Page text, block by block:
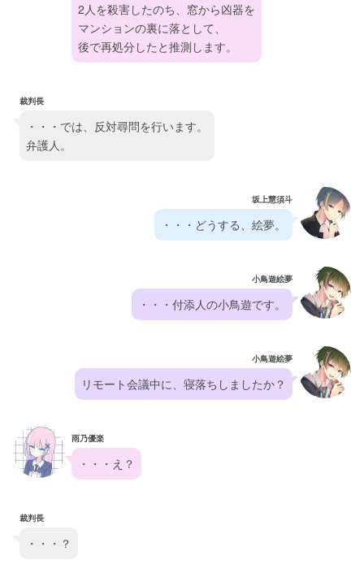
2人を殺害したのち、窓から凶器を
マンションの裏に落として、
後で再処分したと推測します。
裁判長
・・・では、反対尋問を行います。
弁護人。
坂上慧須斗
・・・どうする、絵夢。
小鳥遊絵夢
・・・付添人の小鳥遊です。
小鳥遊絵夢
リモート会議中に、寝落ちしましたか？
雨乃優楽
・・・え？
裁判長
・・・？